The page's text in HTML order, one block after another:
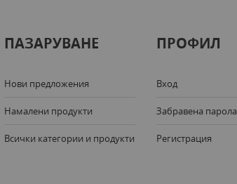
ПАЗАРУВАНЕ
Нови предложения
Намалени продукти
Всички категории и продукти
ПРОФИЛ
Вход
Забравена парола
Регистрация